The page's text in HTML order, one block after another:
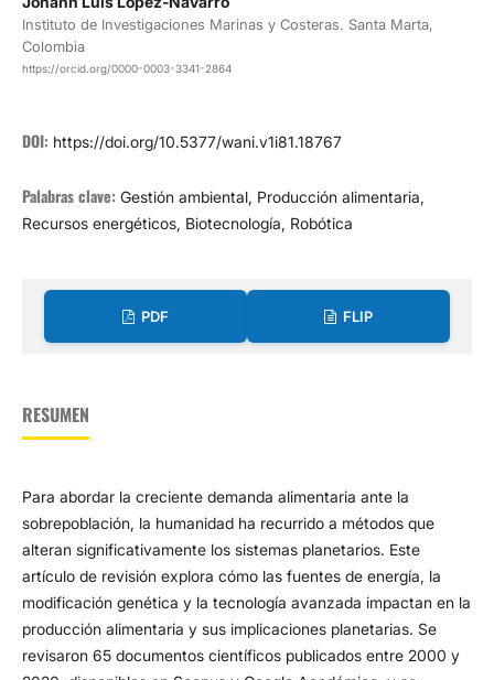
Instituto de Investigaciones Marinas y Costeras. Santa Marta,
Colombia
https://orcid.org/0000-0003-3341-2864
DOI: https://doi.org/10.5377/wani.v1i81.18767
Palabras clave: Gestión ambiental, Producción alimentaria,
Recursos energéticos, Biotecnología, Robótica
PDF FLIP
RESUMEN
Para abordar la creciente demanda alimentaria ante la
sobrepoblación, la humanidad ha recurrido a métodos que
alteran significativamente los sistemas planetarios. Este
artículo de revisión explora cómo las fuentes de energía, la
modificación genética y la tecnología avanzada impactan en la
producción alimentaria y sus implicaciones planetarias. Se
revisaron 65 documentos científicos publicados entre 2000 y